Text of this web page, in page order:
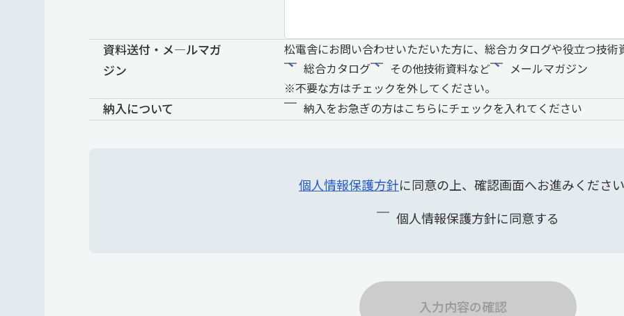
資料送付・メ―ルマガ
ジン
松電舎にお問い合わせいただいた方に、総合カタログや役立つ技
総合カタログ
その他技術資料など
メールマガジン
※不要な方はチェックを外してください。
納入について 納入をお急ぎの方はこちらにチェックを入れてください
個人情報保護方針に同意の上、確認画面へお進みくださ
個人情報保護方針に同意する
入力内容の確認